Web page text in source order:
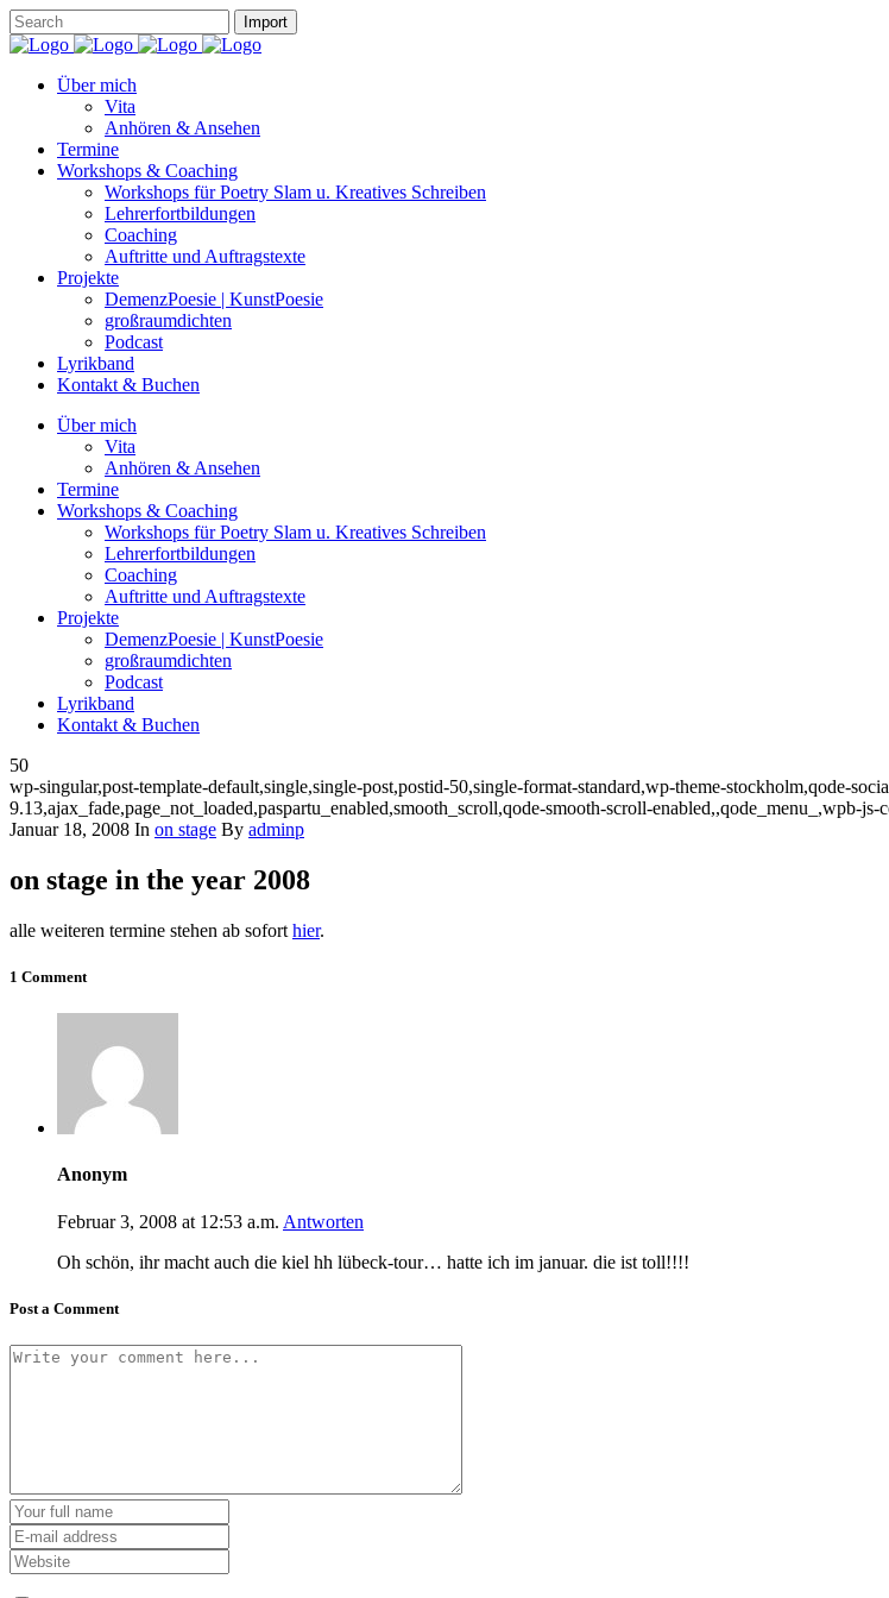
Über mich
Vita
Anhören & Ansehen
Termine
Workshops & Coaching
Workshops für Poetry Slam u. Kreatives Schreiben
Lehrerfortbildungen
Coaching
Auftritte und Auftragstexte
Projekte
DemenzPoesie | KunstPoesie
großraumdichten
Podcast
Lyrikband
Kontakt & Buchen
Über mich
Vita
Anhören & Ansehen
Termine
Workshops & Coaching
Workshops für Poetry Slam u. Kreatives Schreiben
Lehrerfortbildungen
Coaching
Auftritte und Auftragstexte
Projekte
DemenzPoesie | KunstPoesie
großraumdichten
Podcast
Lyrikband
Kontakt & Buchen
50
wp-singular,post-template-default,single,single-post,postid-50,single-format-standard,wp-theme-stockholm,qode-
9.13,ajax_fade,page_not_loaded,paspartu_enabled,smooth_scroll,qode-smooth-scroll-enabled,,qode_menu_,wpb-
Januar 18, 2008 In on stage By adminp
on stage in the year 2008
alle weiteren termine stehen ab sofort hier.
1 Comment
Anonym
Februar 3, 2008 at 12:53 a.m. Antworten
Oh schön, ihr macht auch die kiel hh lübeck-tour… hatte ich im januar. die ist toll!!!!
Post a Comment